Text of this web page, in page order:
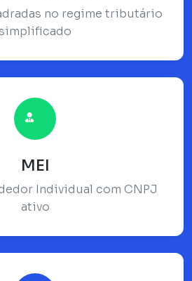
no regime tributário
simplificado
MEI
Individual com CNPJ
ativo